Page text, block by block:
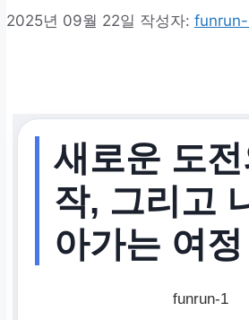
2025년 09월 22일 작성자: funrun-
새로운 도
작, 그리고
아가는 여정
funrun-1